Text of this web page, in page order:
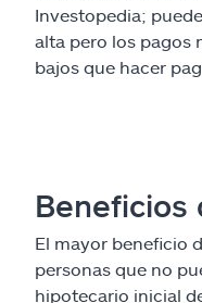
Investopedia;
alta pero los pagos
bajos que hacer
Beneficios
El mayor beneficio
personas que no
hipotecario inicial